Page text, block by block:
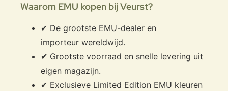
Waarom EMU kopen bij Veurst?
✔ De grootste EMU-dealer en
importeur wereldwijd.
✔ Grootste voorraad en snelle levering uit
eigen magazijn.
✔ Exclusieve Limited Edition EMU kleuren